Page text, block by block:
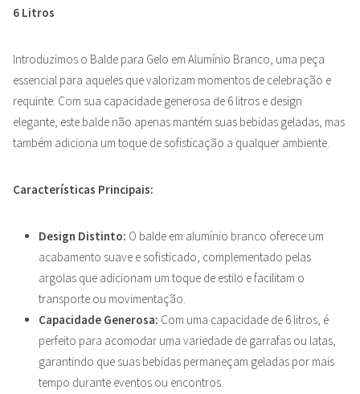
6 Litros
Introduzimos o Balde para Gelo em Alumínio Branco, uma peça
essencial para aqueles que valorizam momentos de celebração e
requinte. Com sua capacidade generosa de 6 litros e design
elegante, este balde não apenas mantém suas bebidas geladas, mas
também adiciona um toque de sofisticação a qualquer ambiente.
Características Principais:
Design Distinto: O balde em alumínio branco oferece um
acabamento suave e sofisticado, complementado pelas
argolas que adicionam um toque de estilo e facilitam o
transporte ou movimentação.
Capacidade Generosa: Com uma capacidade de 6 litros, é
perfeito para acomodar uma variedade de garrafas ou latas,
garantindo que suas bebidas permaneçam geladas por mais
tempo durante eventos ou encontros.